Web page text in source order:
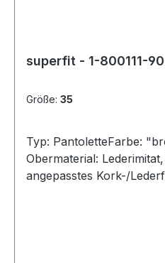
superfit - 1-800111-
Größe: 35
Typ: PantoletteFarbe:
Obermaterial:
angepasstes Kork-/